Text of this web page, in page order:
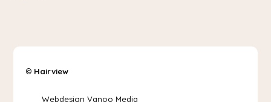
© Hairview
Webdesign Vanoo Media